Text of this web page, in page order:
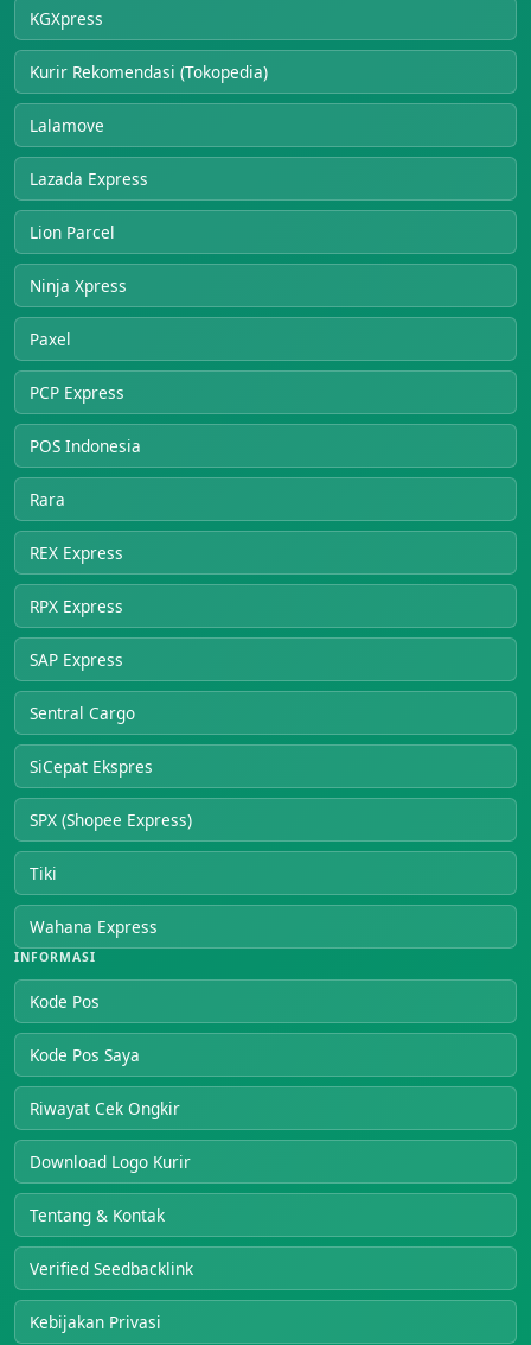
KGXpress
Kurir Rekomendasi (Tokopedia)
Lalamove
Lazada Express
Lion Parcel
Ninja Xpress
Paxel
PCP Express
POS Indonesia
Rara
REX Express
RPX Express
SAP Express
Sentral Cargo
SiCepat Ekspres
SPX (Shopee Express)
Tiki
Wahana Express
INFORMASI
Kode Pos
Kode Pos Saya
Riwayat Cek Ongkir
Download Logo Kurir
Tentang & Kontak
Verified Seedbacklink
Kebijakan Privasi